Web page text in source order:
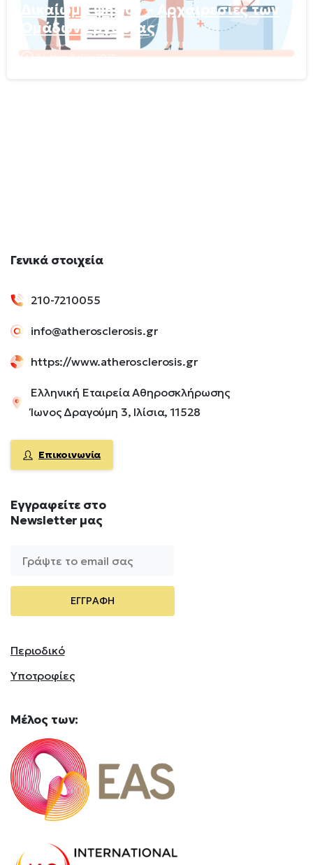
Δικαίωμα ψήφου – Αρχαιρεσίες των
Ομάδων Εργασίας
24 Νοεμβρίου 2025
Γενικά στοιχεία
210-7210055
info@atherosclerosis.gr
https://www.atherosclerosis.gr
Ελληνική Εταιρεία Αθηροσκλήρωσης
Ίωνος Δραγούμη 3, Ιλίσια, 11528
Επικοινωνία
Εγγραφείτε στο
Newsletter μας
Περιοδικό
Υποτροφίες
Mέλος των: